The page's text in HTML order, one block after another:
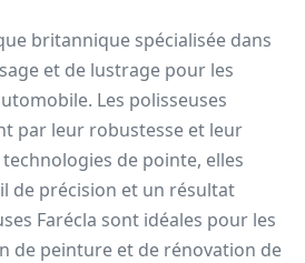
britannique spécialisée dans
et de lustrage pour les
Les polisseuses
par leur robustesse et leur
de pointe, elles
de précision et un résultat
Farécla sont idéales pour les
de peinture et de rénovation de